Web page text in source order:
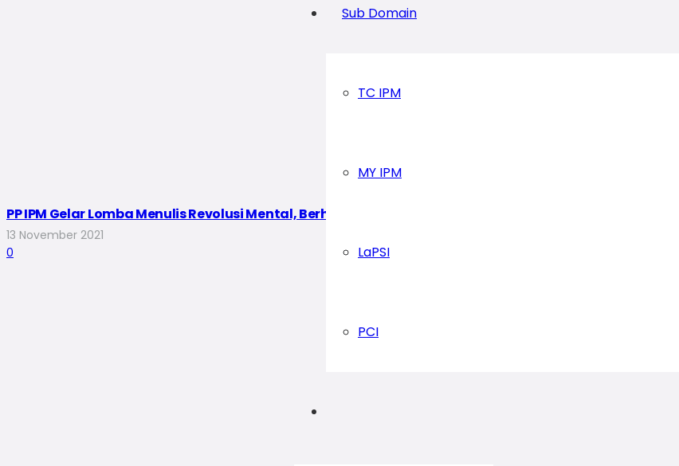
Sub Domain
TC IPM
MY IPM
LaPSI
PCI
PP IPM Gelar Lomba Menulis Revolusi Mental, Berhadiah Total 6 Juta Rupiah
13 November 2021
0